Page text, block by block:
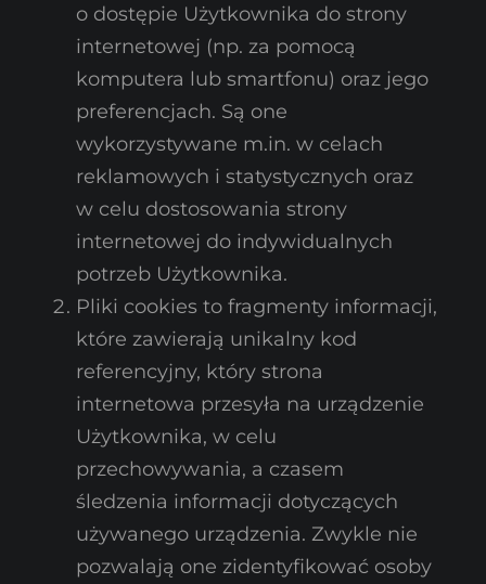
o dostępie Użytkownika do strony
internetowej (np. za pomocą
komputera lub smartfonu) oraz jego
preferencjach. Są one
wykorzystywane m.in. w celach
reklamowych i statystycznych oraz
w celu dostosowania strony
internetowej do indywidualnych
potrzeb Użytkownika.
Pliki cookies to fragmenty informacji,
które zawierają unikalny kod
referencyjny, który strona
internetowa przesyła na urządzenie
Użytkownika, w celu
przechowywania, a czasem
śledzenia informacji dotyczących
używanego urządzenia. Zwykle nie
pozwalają one zidentyfikować osoby